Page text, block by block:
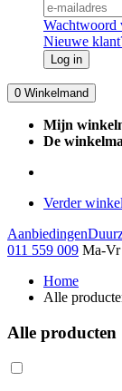
Wachtwoord
Nieuwe
Log in
0 Winkelmand
Mijn
De
Verder
Aanbiedingen
011 559 009 Ma-Vr
Home
Alle
Alle producten